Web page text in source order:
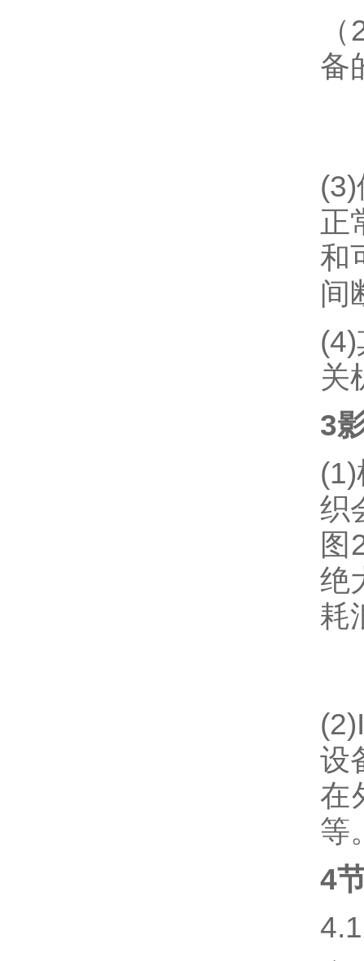
备
正
和
间
关
3
织
图
绝
耗
设
在
等
4